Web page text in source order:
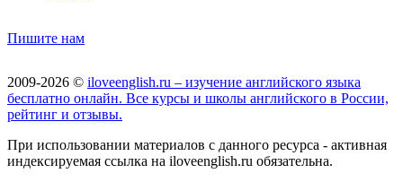
Пишите нам
2009-2026 © iloveenglish.ru – изучение английского языка
бесплатно онлайн. Все курсы и школы английского в России,
рейтинг и отзывы.
При использовании материалов с данного ресурса - активная
индексируемая ссылка на iloveenglish.ru обязательна.